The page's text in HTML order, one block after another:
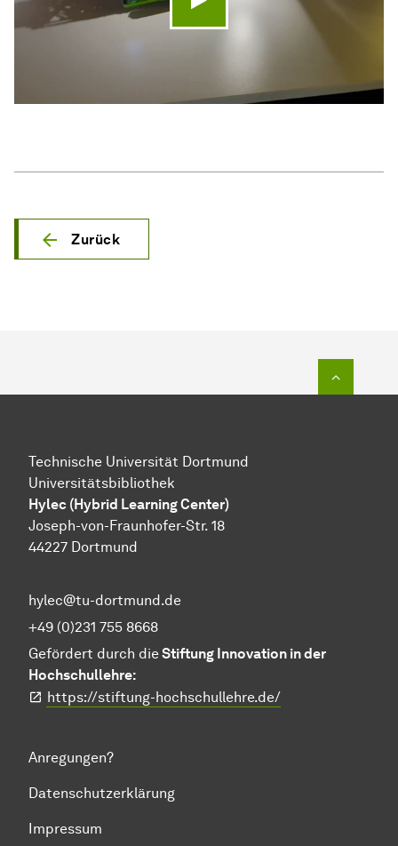
Video abspielen
Zurück
Technische Universität Dortmund
Universitätsbibliothek
Hylec (Hybrid Learning Center)
Joseph-von-Fraunhofer-Str. 18
44227 Dortmund
hylec@tu-dortmund.de
+49 (0)231 755 8668
Gefördert durch dieStiftung Innovation in der
Hochschullehre:
https://stiftung-hochschullehre.de/
Anregungen?
Datenschutzerklärung
Impressum